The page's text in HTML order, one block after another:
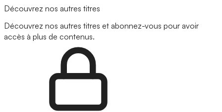
Découvrez nos autres titres
Découvrez nos autres titres et abonnez-vous pour avoir
accès à plus de contenus.